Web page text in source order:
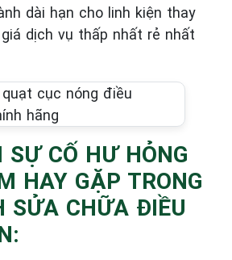
dài hạn cho linh kiện thay
dịch vụ thấp nhất rẻ nhất
SỰ CỐ HƯ HỎNG
HAY GẶP TRONG
SỬA CHỮA ĐIỀU